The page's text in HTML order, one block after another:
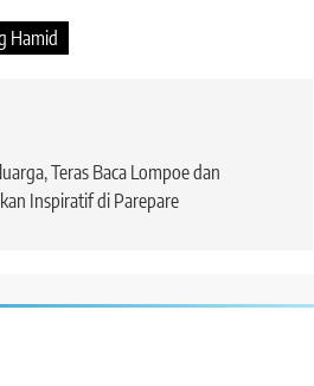
Hamid
Teras Baca Lompoe dan
Inspiratif di Parepare